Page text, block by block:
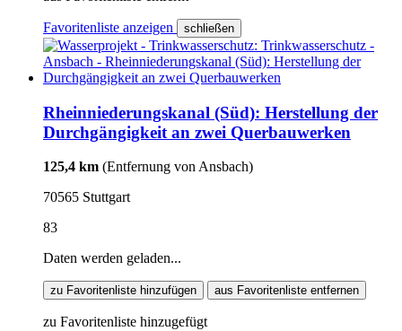
Favoritenliste anzeigen schließen
Rheinniederungskanal (Süd): Herstellung der
Durchgängigkeit an zwei Querbauwerken
125,4 km (Entfernung von Ansbach)
70565 Stuttgart
83
Daten werden geladen...
zu Favoritenliste hinzufügen aus Favoritenliste entfernen
zu Favoritenliste hinzugefügt